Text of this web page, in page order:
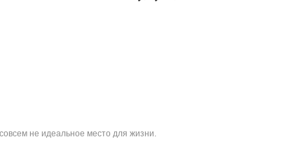
не идеальное место для жизни.